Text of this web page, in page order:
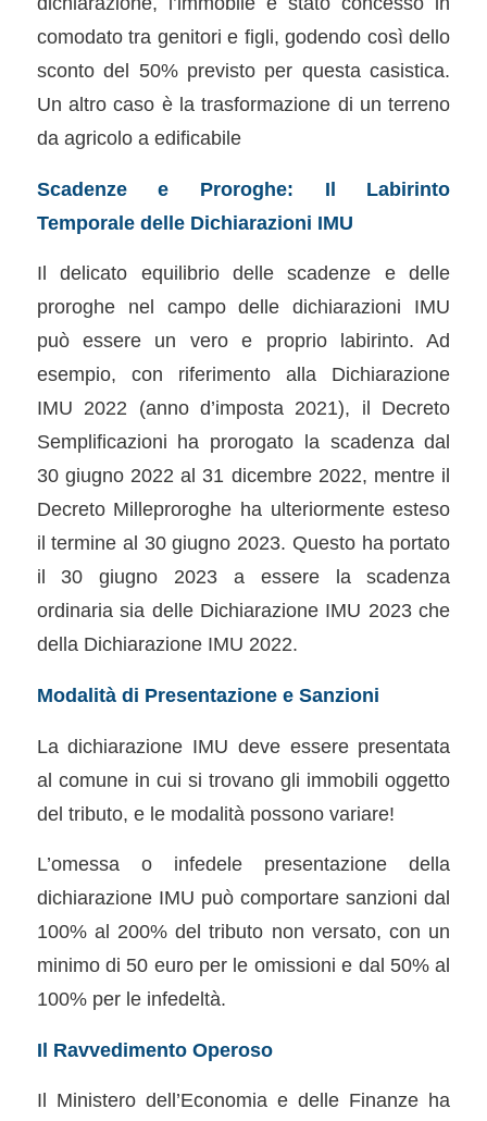
comodato tra genitori e figli, godendo così dello
sconto del 50% previsto per questa casistica.
Un altro caso è la trasformazione di un terreno
da agricolo a edificabile
Scadenze e Proroghe: Il Labirinto
Temporale delle Dichiarazioni IMU
Il delicato equilibrio delle scadenze e delle
proroghe nel campo delle dichiarazioni IMU
può essere un vero e proprio labirinto. Ad
esempio, con riferimento alla Dichiarazione
IMU 2022 (anno d’imposta 2021), il Decreto
Semplificazioni ha prorogato la scadenza dal
30 giugno 2022 al 31 dicembre 2022, mentre il
Decreto Milleproroghe ha ulteriormente esteso
il termine al 30 giugno 2023. Questo ha portato
il 30 giugno 2023 a essere la scadenza
ordinaria sia delle Dichiarazione IMU 2023 che
della Dichiarazione IMU 2022.
Modalità di Presentazione e Sanzioni
La dichiarazione IMU deve essere presentata
al comune in cui si trovano gli immobili oggetto
del tributo, e le modalità possono variare!
L’omessa o infedele presentazione della
dichiarazione IMU può comportare sanzioni dal
100% al 200% del tributo non versato, con un
minimo di 50 euro per le omissioni e dal 50% al
100% per le infedeltà.
Il Ravvedimento Operoso
Il Ministero dell’Economia e delle Finanze ha